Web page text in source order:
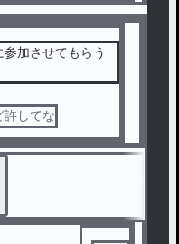
参加させてもらう
許してな